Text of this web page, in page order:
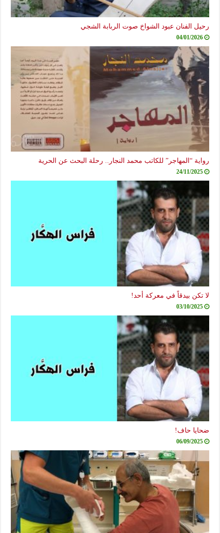
رحيل الفنان عبود الشواخ صوت الربابة الشجي
04/01/2026
رواية “المهاجر” للكاتب محمد النجار.. رحلة البحث عن الحرية
24/11/2025
لا تكن بيدقاً في معركة أحد!
03/10/2025
ضحايا حاف!
06/09/2025